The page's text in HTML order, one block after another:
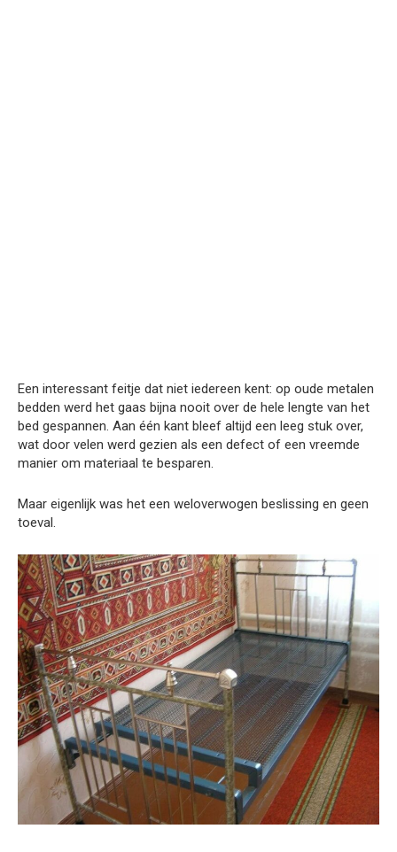
Een interessant feitje dat niet iedereen kent: op oude metalen
bedden werd het gaas bijna nooit over de hele lengte van het
bed gespannen. Aan één kant bleef altijd een leeg stuk over,
wat door velen werd gezien als een defect of een vreemde
manier om materiaal te besparen.
Maar eigenlijk was het een weloverwogen beslissing en geen
toeval.